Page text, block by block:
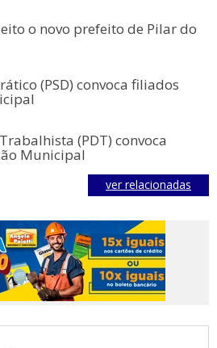
o novo prefeito de Pilar do
(PSD) convoca filiados
(PDT) convoca
Municipal
ver relacionadas